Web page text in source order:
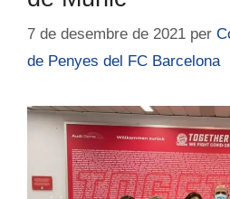
7 de desembre de 2021 per
de Penyes del FC Barcelona